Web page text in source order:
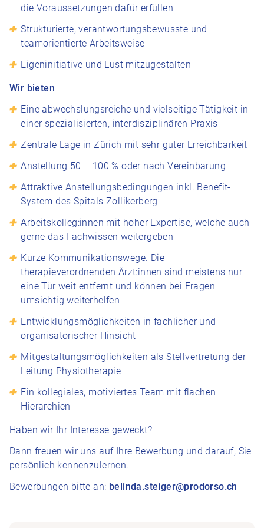
die Voraussetzungen dafür erfüllen
Strukturierte, verantwortungsbewusste und
teamorientierte Arbeitsweise
Eigeninitiative und Lust mitzugestalten
Wir bieten
Eine abwechslungsreiche und vielseitige Tätigkeit in
einer spezialisierten, interdisziplinären Praxis
Zentrale Lage in Zürich mit sehr guter Erreichbarkeit
Anstellung 50 – 100 % oder nach Vereinbarung
Attraktive Anstellungsbedingungen inkl. Benefit-
System des Spitals Zollikerberg
Arbeitskolleg:innen mit hoher Expertise, welche auch
gerne das Fachwissen weitergeben
Kurze Kommunikationswege. Die
therapieverordnenden Ärzt:innen sind meistens nur
eine Tür weit entfernt und können bei Fragen
umsichtig weiterhelfen
Entwicklungsmöglichkeiten in fachlicher und
organisatorischer Hinsicht
Mitgestaltungsmöglichkeiten als Stellvertretung der
Leitung Physiotherapie
Ein kollegiales, motiviertes Team mit flachen
Hierarchien
Haben wir Ihr Interesse geweckt?
Dann freuen wir uns auf Ihre Bewerbung und darauf, Sie
persönlich kennenzulernen.
Bewerbungen bitte an: belinda.steiger@prodorso.ch